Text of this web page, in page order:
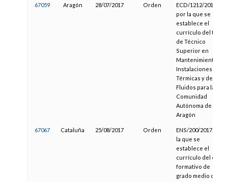
67059 Aragón 28/07/2017 Orden
ECD/1212/2017,
por la que se
establece el
currículo del título
de Técnico
Superior en
Mantenimiento de
Instalaciones
Térmicas y de
Fluidos para la
Comunidad
Autónoma de
Aragón
67067 Cataluña 25/08/2017 Orden
ENS/200/2017, por
la que se
establece el
currículo del ciclo
formativo de
grado medio de